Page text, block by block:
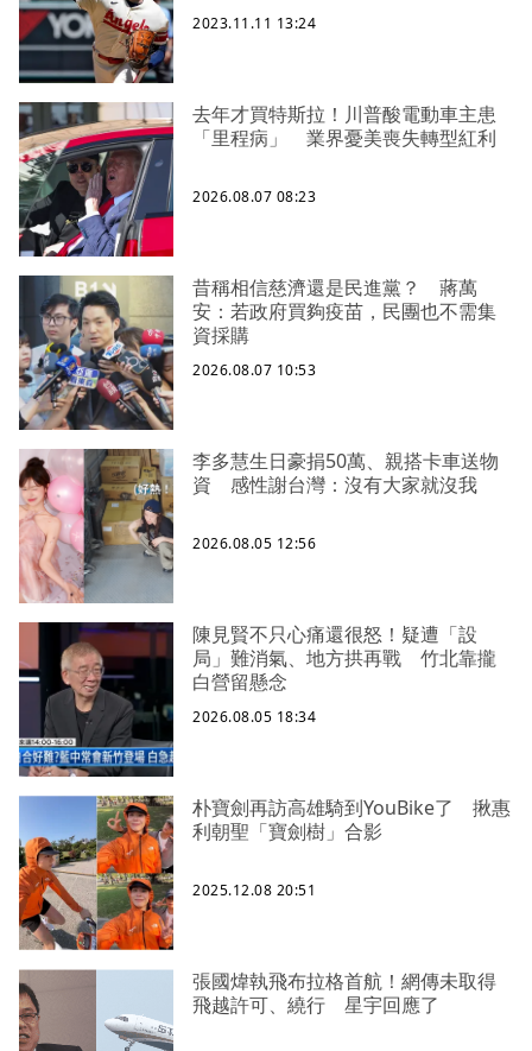
2023.11.11 13:24
去年才買特斯拉！川普酸電動車主患
「里程病」 業界憂美喪失轉型紅利
2026.08.07 08:23
昔稱相信慈濟還是民進黨？ 蔣萬
安：若政府買夠疫苗，民團也不需集
資採購
2026.08.07 10:53
李多慧生日豪捐50萬、親搭卡車送物
資 感性謝台灣：沒有大家就沒我
2026.08.05 12:56
陳見賢不只心痛還很怒！疑遭「設
局」難消氣、地方拱再戰 竹北靠攏
白營留懸念
2026.08.05 18:34
朴寶劍再訪高雄騎到YouBike了 揪惠
利朝聖「寶劍樹」合影
2025.12.08 20:51
張國煒執飛布拉格首航！網傳未取得
飛越許可、繞行 星宇回應了